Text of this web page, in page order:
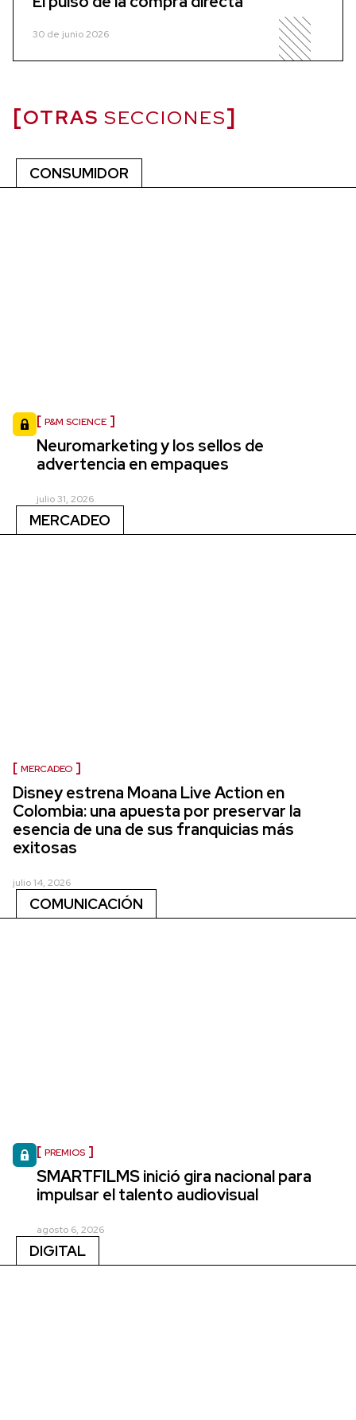
30 de junio 2026
OTRAS SECCIONES
CONSUMIDOR
P&M SCIENCE
Neuromarketing y los sellos de
advertencia en empaques
julio 31, 2026
MERCADEO
MERCADEO
Disney estrena Moana Live Action en
Colombia: una apuesta por preservar la
esencia de una de sus franquicias más
exitosas
julio 14, 2026
COMUNICACIÓN
PREMIOS
SMARTFILMS inició gira nacional para
impulsar el talento audiovisual
agosto 6, 2026
DIGITAL